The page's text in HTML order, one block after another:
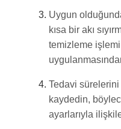
Uygun
kısa bir akı
temizleme
Tedavi sürelerini
kaydedin,
ayarlarıyla